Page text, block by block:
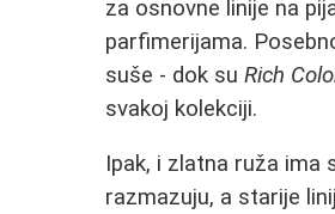
za osnovne linije na
parfimerijama.
suše - dok suRich
svakoj kolekciji.
Ipak, i zlatna ruža ima
razmazuju, a starije